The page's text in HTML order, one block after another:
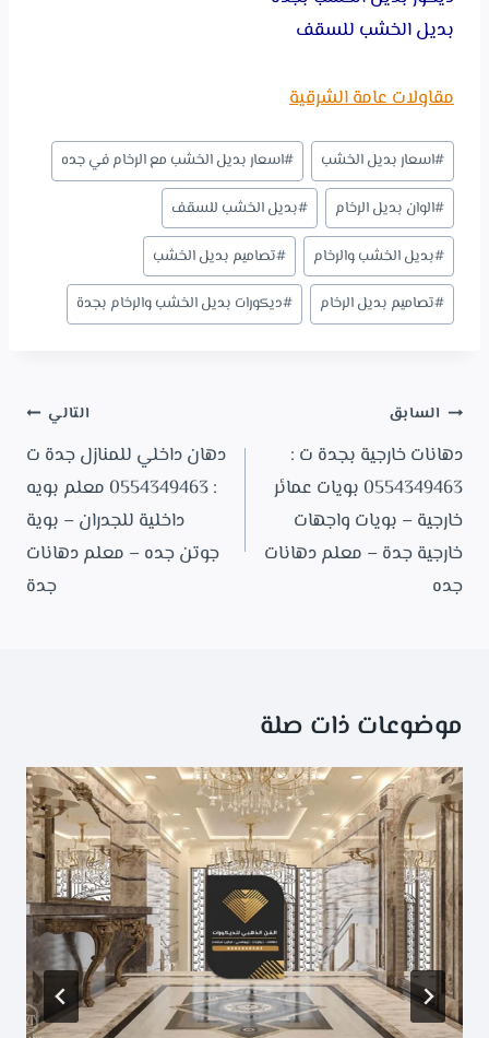
بديل الخشب للسقف
مقاولات عامة الشرقية
وسوم
المقال:
#اسعار بديل الخشب #اسعار بديل الخشب مع الرخام في جده
#الوان بديل الرخام #بديل الخشب للسقف
#بديل الخشب والرخام #تصاميم بديل الخشب
#تصاميم بديل الرخام #ديكورات بديل الخشب والرخام بجدة
تصفّح
المقالات
السابق
دهانات خارجية بجدة ت :
0554349463 بويات عمائر
خارجية – بويات واجهات
خارجية جدة – معلم دهانات
جده
التالي
دهان داخلي للمنازل جدة ت
: 0554349463 معلم بويه
داخلية للجدران – بوية
جوتن جده – معلم دهانات
جدة
موضوعات ذات صلة